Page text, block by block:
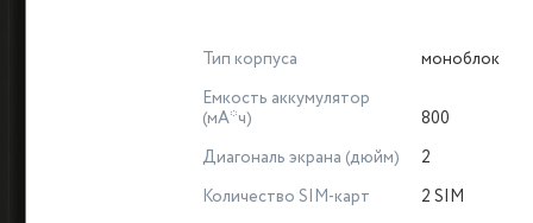
Тип корпуса
моноблок
Емкость аккумулятор
(мА*ч)
800
Диагональ экрана (дюйм)
2
Количество SIM-карт
2 SIM